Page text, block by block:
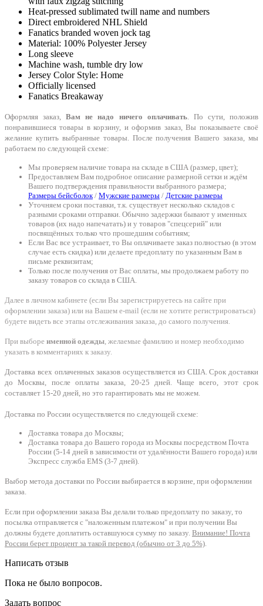
Heat-pressed sublimated twill name and numbers
Direct embroidered NHL Shield
Fanatics branded woven jock tag
Material: 100% Polyester Jersey
Long sleeve
Machine wash, tumble dry low
Jersey Color Style: Home
Officially licensed
Fanatics Breakaway
Оформляя заказ,Вам не надо ничего оплачивать. По сути, положив
понравившиеся товары в корзину, и оформив заказ, Вы показываете своё
желание купить выбранные товары. После получения Вашего заказа, мы
работаем по следующей схеме:
Мы проверяем наличие товара на складе в США (размер, цвет);
Предоставляем Вам подробное описание размерной сетки и ждём
Вашего подтверждения правильности выбранного размера;
Размеры бейсболок/ Мужские размеры / Детские размеры
Уточняем сроки поставки, т.к. существует несколько складов с
разными сроками отправки. Обычно задержки бывают у именных
товаров (их надо напечатать) и у товаров "спецсерий" или
посвящённых только что прошедшим событиям;
Если Вас все устраивает, то Вы оплачиваете заказ полностью (в этом
случае есть скидка) или делаете предоплату по указанным Вам в
письме реквизитам;
Только после получения от Вас оплаты, мы продолжаем работу по
заказу товаров со склада в США.
Далее в личном кабинете (если Вы зарегистрируетесь на сайте при
оформлении заказа) или на Вашем e-mail (если не хотите регистрироваться)
будете видеть все этапы отслеживания заказа, до самого получения.
При выборе именной одежды, желаемые фамилию и номер необходимо
указать в комментариях к заказу.
Доставка всех оплаченных заказов осуществляется из США. Срок доставки
до Москвы, после оплаты заказа, 20-25 дней. Чаще всего, этот срок
составляет 15-20 дней, но это гарантировать мы не можем.
Доставка по России осуществляется по следующей схеме:
Доставка товара до Москвы;
Доставка товара до Вашего города из Москвы посредством Почта
России (5-14 дней в зависимости от удалённости Вашего города) или
Экспресс служба EMS (3-7 дней).
Выбор метода доставки по России выбирается в корзине, при оформлении
заказа.
Если при оформлении заказа Вы делали только предоплату по заказу, то
посылка отправляется с "наложенным платежом" и при получении Вы
должны будете доплатить оставшуюся сумму по заказу. Внимание! Почта
России берет процент за такой перевод (обычно от 3 до 5%).
Написать отзыв
Пока не было вопросов.
Задать вопрос